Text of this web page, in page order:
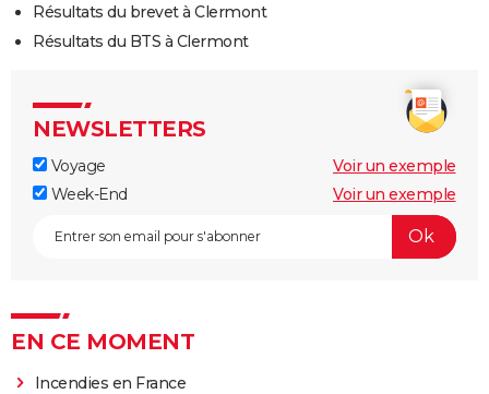
Résultats du brevet à Clermont
Résultats du BTS à Clermont
NEWSLETTERS
Voyage
Voir un exemple
Week-End
Voir un exemple
EN CE MOMENT
Incendies en France